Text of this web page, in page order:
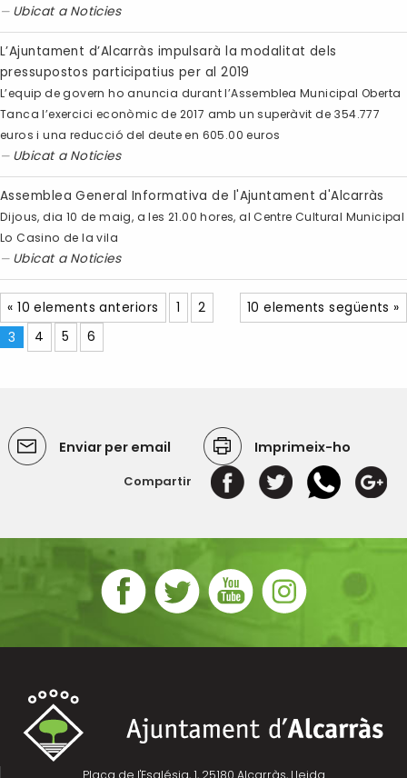
Ubicat a Noticies
L’Ajuntament d’Alcarràs impulsarà la modalitat dels
pressupostos participatius per al 2019
L’equip de govern ho anuncia durant l’Assemblea Municipal Oberta
Tanca l’exercici econòmic de 2017 amb un superàvit de 354.777
euros i una reducció del deute en 605.00 euros
Ubicat a Noticies
Assemblea General Informativa de l'Ajuntament d'Alcarràs
Dijous, dia 10 de maig, a les 21.00 hores, al Centre Cultural Municipal
Lo Casino de la vila
Ubicat a Noticies
« 10 elements anteriors 10 elements següents »
1
2
3
4 5 6
Enviar per email Imprimeix-ho
Compartir